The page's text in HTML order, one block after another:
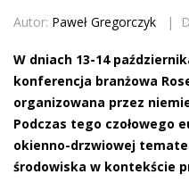
Autor: Paweł Gregorczyk |
W dniach 13-14
konferencja branżowa
organizowana przez
Podczas tego czołowego
okienno-drzwiowej
środowiska w kontekście